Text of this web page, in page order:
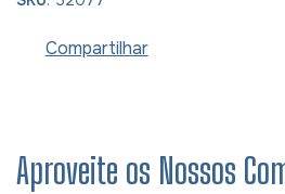
Compartilhar
Aproveite os Nossos